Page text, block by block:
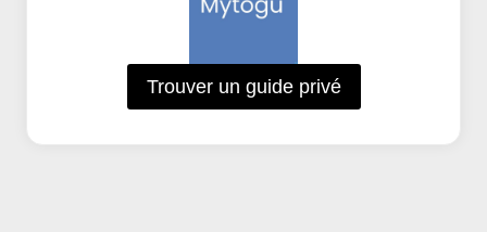
Trouver un guide privé